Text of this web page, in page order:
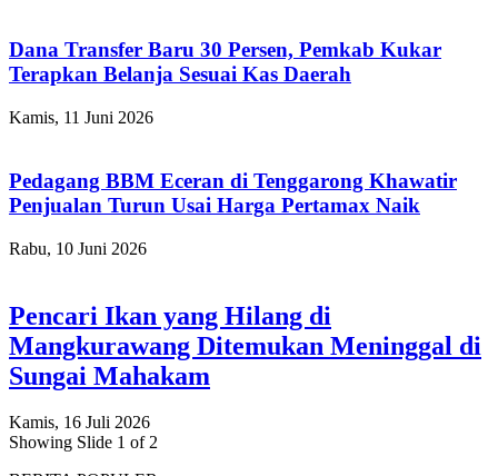
Dana Transfer Baru 30 Persen, Pemkab Kukar
Terapkan Belanja Sesuai Kas Daerah
Kamis, 11 Juni 2026
Pedagang BBM Eceran di Tenggarong Khawatir
Penjualan Turun Usai Harga Pertamax Naik
Rabu, 10 Juni 2026
Pencari Ikan yang Hilang di
Mangkurawang Ditemukan Meninggal di
Sungai Mahakam
Kamis, 16 Juli 2026
Showing Slide 1 of 2